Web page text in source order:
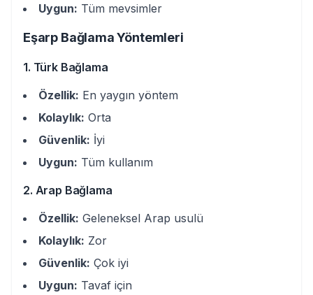
Uygun: Tüm mevsimler
Eşarp Bağlama Yöntemleri
1. Türk Bağlama
Özellik: En yaygın yöntem
Kolaylık: Orta
Güvenlik: İyi
Uygun: Tüm kullanım
2. Arap Bağlama
Özellik: Geleneksel Arap usulü
Kolaylık: Zor
Güvenlik: Çok iyi
Uygun: Tavaf için